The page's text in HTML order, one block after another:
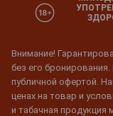
Внимание!
без его
публичной офертой.
ценах на товар и
и табачная продукция